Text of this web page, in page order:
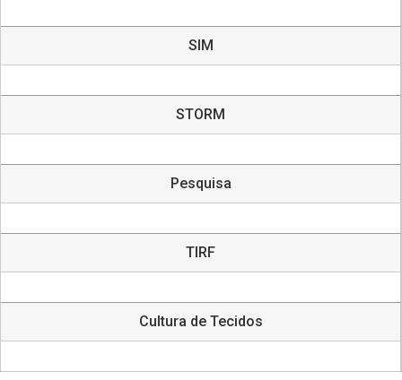
SIM
STORM
Pesquisa
TIRF
Cultura de Tecidos